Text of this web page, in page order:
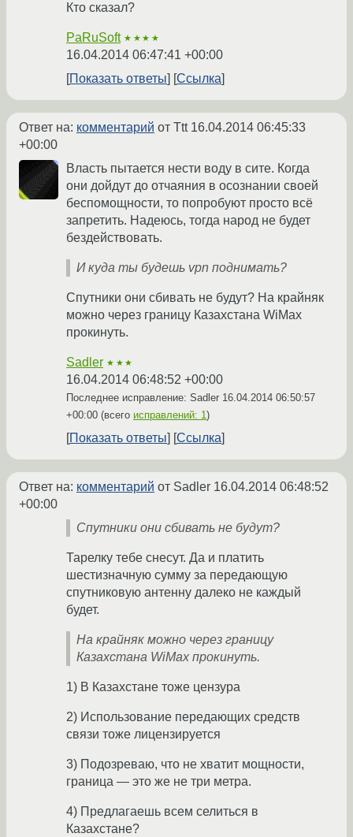
Кто сказал?
PaRuSoft ★★★★
16.04.2014 06:47:41 +00:00
Показать ответы
Ссылка
Ответ на: комментарий от Ttt 16.04.2014 06:45:33
+00:00
Власть пытается нести воду в сите. Когда
они дойдут до отчаяния в осознании своей
беспомощности, то попробуют просто всё
запретить. Надеюсь, тогда народ не будет
бездействовать.
И куда ты будешь vpn поднимать?
Спутники они сбивать не будут? На крайняк
можно через границу Казахстана WiMax
прокинуть.
Sadler ★★★
16.04.2014 06:48:52 +00:00
Последнее исправление: Sadler 16.04.2014 06:50:57
+00:00 (всего исправлений: 1)
Показать ответы Ссылка
Ответ на: комментарий от Sadler 16.04.2014 06:48:52
+00:00
Спутники они сбивать не будут?
Тарелку тебе снесут. Да и платить
шестизначную сумму за передающую
спутниковую антенну далеко не каждый
будет.
На крайняк можно через границу
Казахстана WiMax прокинуть.
1) В Казахстане тоже цензура
2) Использование передающих средств
связи тоже лицензируется
3) Подозреваю, что не хватит мощности,
граница — это же не три метра.
4) Предлагаешь всем селиться в
Казахстане?